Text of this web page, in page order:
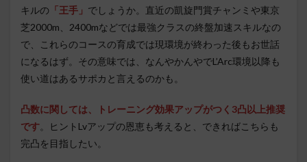
キルの 「王手」 でしょうか。直近の凱旋門賞チャンミや東京
芝2000m、2400mなどでは最強クラスの終盤加速スキルなの
で、これらのコースの育成では現環境が終わった後もお世話
になるはず。その意味では、なんやかんやでL’Arc環境以降も
使い道はあるサポカと言えるのかも。
凸数に関しては、トレーニング効果アップがつく3凸以上推奨
です。ヒントLvアップの恩恵も考えると、できればこちらも
完凸を目指したい。